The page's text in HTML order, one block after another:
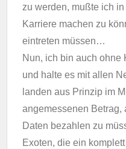
zu werden, mußte ich
Karriere machen zu
eintreten müssen…
Nun, ich bin auch ohne
und halte es mit allen
landen aus Prinzip im
angemessenen Betrag,
Daten bezahlen zu
Exoten, die ein